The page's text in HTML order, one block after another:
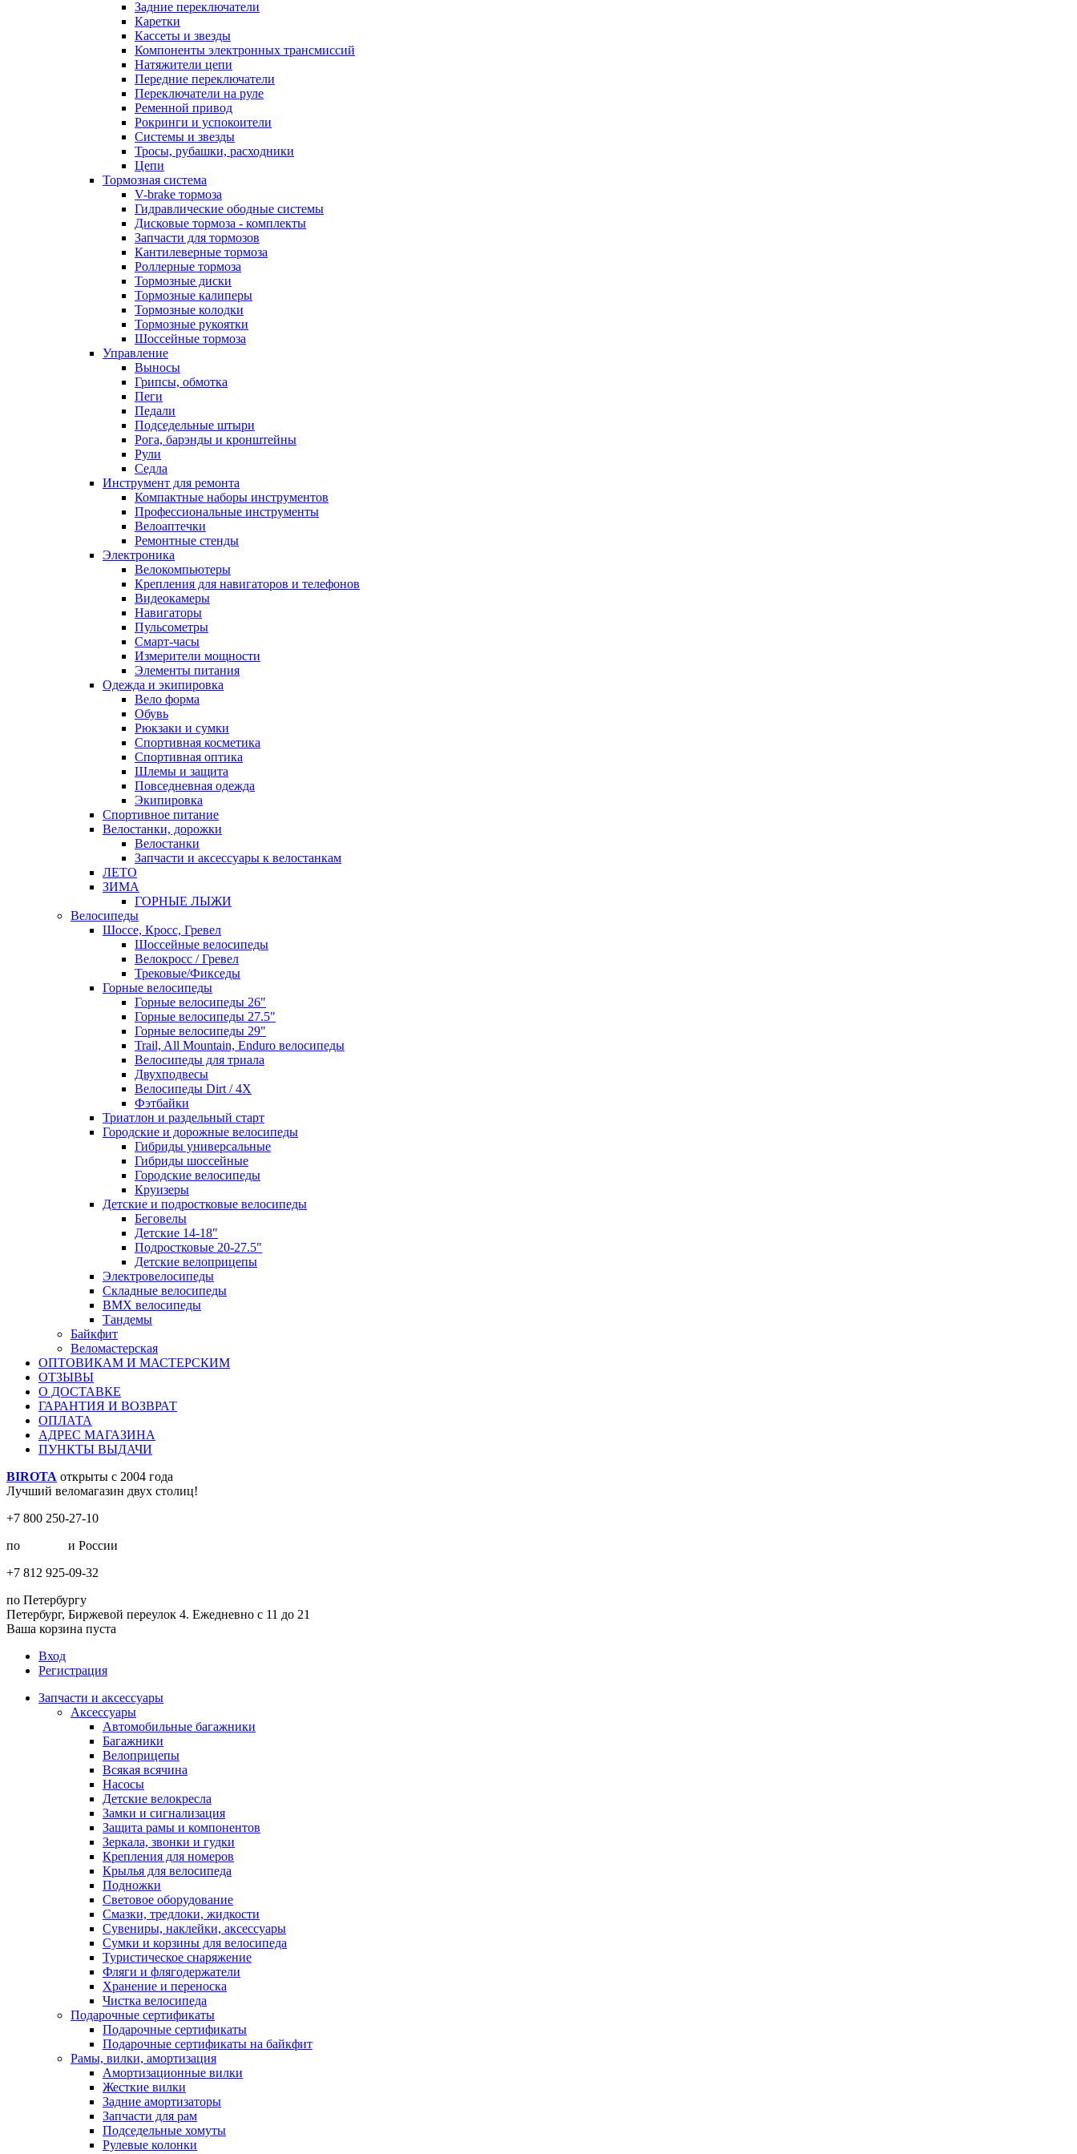
Задние переключатели
Каретки
Кассеты и звезды
Компоненты электронных трансмиссий
Натяжители цепи
Передние переключатели
Переключатели на руле
Ременной привод
Рокринги и успокоители
Системы и звезды
Тросы, рубашки, расходники
Цепи
Тормозная система
V-brake тормоза
Гидравлические ободные системы
Дисковые тормоза - комплекты
Запчасти для тормозов
Кантилеверные тормоза
Роллерные тормоза
Тормозные диски
Тормозные калиперы
Тормозные колодки
Тормозные рукоятки
Шоссейные тормоза
Управление
Выносы
Грипсы, обмотка
Пеги
Педали
Подседельные штыри
Рога, барэнды и кронштейны
Рули
Седла
Инструмент для ремонта
Компактные наборы инструментов
Профессиональные инструменты
Велоаптечки
Ремонтные стенды
Электроника
Велокомпьютеры
Крепления для навигаторов и телефонов
Видеокамеры
Навигаторы
Пульсометры
Смарт-часы
Измерители мощности
Элементы питания
Одежда и экипировка
Вело форма
Обувь
Рюкзаки и сумки
Спортивная косметика
Спортивная оптика
Шлемы и защита
Повседневная одежда
Экипировка
Спортивное питание
Велостанки, дорожки
Велостанки
Запчасти и аксессуары к велостанкам
ЛЕТО
ЗИМА
ГОРНЫЕ ЛЫЖИ
Велосипеды
Шоссе, Кросс, Гревел
Шоссейные велосипеды
Велокросс / Гревел
Трековые/Фикседы
Горные велосипеды
Горные велосипеды 26"
Горные велосипеды 27.5"
Горные велосипеды 29"
Trail, All Mountain, Enduro велосипеды
Велосипеды для триала
Двухподвесы
Велосипеды Dirt / 4X
Фэтбайки
Триатлон и раздельный старт
Городские и дорожные велосипеды
Гибриды универсальные
Гибриды шоссейные
Городские велосипеды
Круизеры
Детские и подростковые велосипеды
Беговелы
Детские 14-18"
Подростковые 20-27.5"
Детские велоприцепы
Электровелосипеды
Складные велосипеды
BMX велосипеды
Тандемы
Байкфит
Веломастерская
ОПТОВИКАМ И МАСТЕРСКИМ
ОТЗЫВЫ
О ДОСТАВКЕ
ГАРАНТИЯ И ВОЗВРАТ
ОПЛАТА
АДРЕС МАГАЗИНА
ПУНКТЫ ВЫДАЧИ
BIROTA открыты с 2004 года
Лучший веломагазин двух столиц!
+7 800 250-27-10
по
и России
+7 812 925-09-32
по Петербургу
Петербург, Биржевой переулок 4. Ежедневно с 11 до 21
Ваша корзина пуста
Вход
Регистрация
Запчасти и аксессуары
Аксессуары
Автомобильные багажники
Багажники
Велоприцепы
Всякая всячина
Насосы
Детские велокресла
Замки и сигнализация
Защита рамы и компонентов
Зеркала, звонки и гудки
Крепления для номеров
Крылья для велосипеда
Подножки
Световое оборудование
Смазки, тредлоки, жидкости
Сувениры, наклейки, аксессуары
Сумки и корзины для велосипеда
Туристическое снаряжение
Фляги и флягодержатели
Хранение и переноска
Чистка велосипеда
Подарочные сертификаты
Подарочные сертификаты
Подарочные сертификаты на байкфит
Рамы, вилки, амортизация
Амортизационные вилки
Жесткие вилки
Задние амортизаторы
Запчасти для рам
Подседельные хомуты
Рулевые колонки